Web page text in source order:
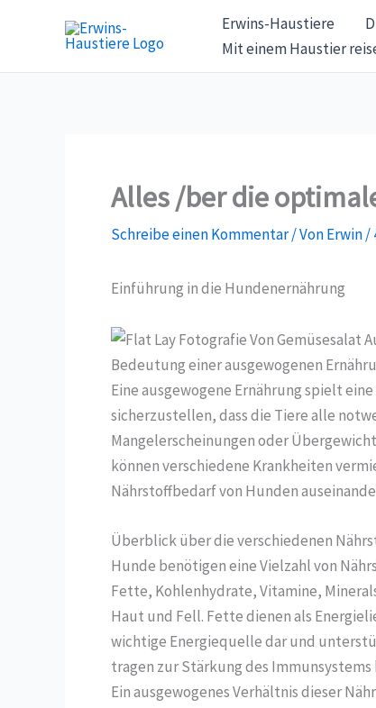
Erwins-Haustiere
Mit einem Haustier
Alles /ber die
Schreibe einen Kommentar/ VonErwin/
Einführung in die Hundenernährung
Bedeutung einer ausgewogenen
Eine ausgewogene Ernährung spielt
sicherzustellen, dass die Tiere alle
Mangelerscheinungen oder
können verschiedene Krankheiten
Nährstoffbedarf von Hunden
Überblick über die verschiedenen
Hunde benötigen eine Vielzahl von
Fette, Kohlenhydrate, Vitamine,
Haut und Fell. Fette dienen als
wichtige Energiequelle dar und
tragen zur Stärkung des
Ein ausgewogenes Verhältnis dieser